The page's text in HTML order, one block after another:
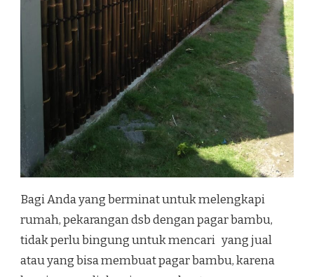
Bagi Anda yang berminat untuk melengkapi
rumah, pekarangan dsb dengan pagar bambu,
tidak perlu bingung untuk mencari yang jual
atau yang bisa membuat pagar bambu, karena